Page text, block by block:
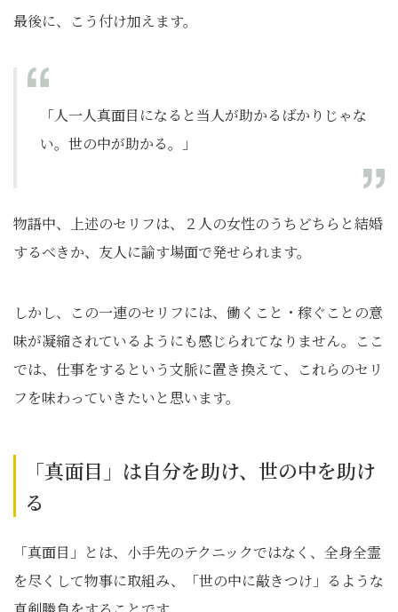
最後に、こう付け加えます。
「人一人真面目になると当人が助かるばかりじゃな
い。世の中が助かる。」
物語中、上述のセリフは、２人の女性のうちどちらと結婚
するべきか、友人に諭す場面で発せられます。
しかし、この一連のセリフには、働くこと・稼ぐことの意
味が凝縮されているようにも感じられてなりません。ここ
では、仕事をするという文脈に置き換えて、これらのセリ
フを味わっていきたいと思います。
「真面目」は自分を助け、世の中を助け
る
「真面目」とは、小手先のテクニックではなく、全身全霊
を尽くして物事に取組み、「世の中に敲きつけ」るような